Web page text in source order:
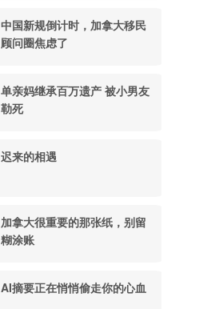
中国新规倒计时，加拿大移民
顾问圈焦虑了
单亲妈继承百万遗产 被小男友
勒死
迟来的相遇
加拿大很重要的那张纸，别留
糊涂账
AI摘要正在悄悄偷走你的心血